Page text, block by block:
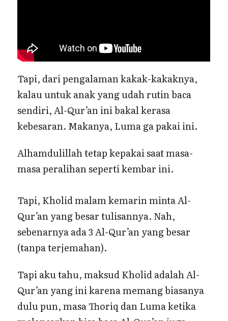
Tapi, dari pengalaman kakak-kakaknya,
kalau untuk anak yang udah rutin baca
sendiri, Al-Qur’an ini bakal kerasa
kebesaran. Makanya, Luma ga pakai ini.
Alhamdulillah tetap kepakai saat masa-
masa peralihan seperti kembar ini.
Tapi, Kholid malam kemarin minta Al-
Qur’an yang besar tulisannya. Nah,
sebenarnya ada 3 Al-Qur’an yang besar
(tanpa terjemahan).
Tapi aku tahu, maksud Kholid adalah Al-
Qur’an yang ini karena memang biasanya
dulu pun, masa Thoriq dan Luma ketika